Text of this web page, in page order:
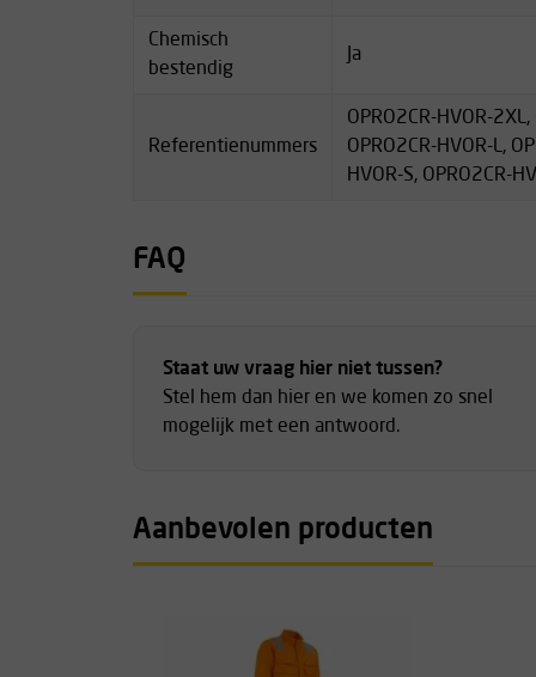
benen en schouders
Beenstukken hebben ter hoogte van de
5-draads veiligheidssteek op cruciale naden
maattabel
Chemisch
bestendig
Ja
Referentienummers
OPRO2CR-HVOR-
OPRO2CR-HVOR-L,
HVOR-S, OPRO2CR-
FAQ
Staat uw vraag hier niet tussen?
Stel hem dan hier en we komen zo snel
mogelijk met een antwoord.
Aanbevolen producten